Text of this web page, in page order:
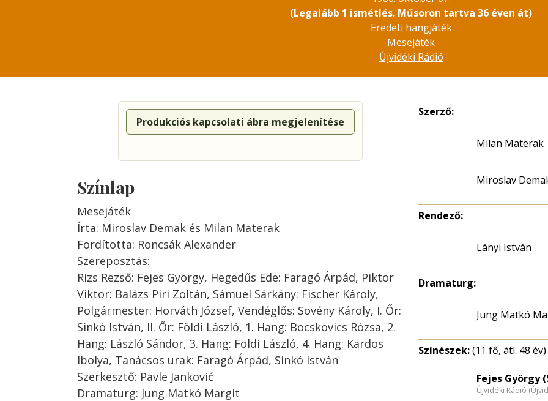
(Legalább 1 ismétlés. Műsoron tartva 36 éven át)
Eredeti hangjáték
Mesejáték
Újvidéki Rádió
Produkciós kapcsolati ábra megjelenítése
Színlap
Mesejáték
Írta: Miroslav Demak és Milan Materak
Fordította: Roncsák Alexander
Szereposztás:
Rizs Rezső: Fejes György, Hegedűs Ede: Faragó Árpád, Piktor
Viktor: Balázs Piri Zoltán, Sámuel Sárkány: Fischer Károly,
Polgármester: Horváth József, Vendéglős: Sovény Károly, I. Őr:
Sinkó István, II. Őr: Földi László, 1. Hang: Bocskovics Rózsa, 2.
Hang: László Sándor, 3. Hang: Földi László, 4. Hang: Kardos
Ibolya, Tanácsos urak: Faragó Árpád, Sinkó István
Szerkesztő: Pavle Janković
Dramaturg: Jung Matkó Margit
Szerző:
Milan Materak
Miroslav
Rendező:
Lányi István
Dramaturg:
Jung Matkó
Színészek:(11 fő, átl. 48 év)
Fejes György
Újvidéki Rádió